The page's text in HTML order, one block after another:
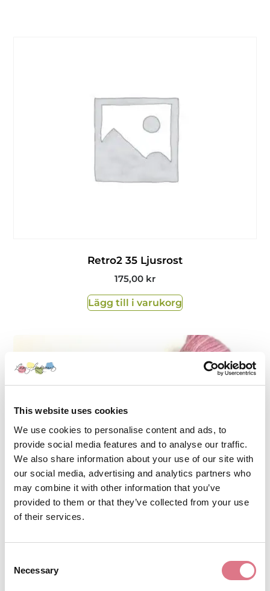
This website uses cookies
We use cookies to personalise content and ads, to
provide social media features and to analyse our traffic.
We also share information about your use of our site with
our social media, advertising and analytics partners who
may combine it with other information that you’ve
provided to them or that they’ve collected from your use
of their services.
Selection
Necessary
Retro2 35 Ljusrost
175,00 kr
Lägg till i varukorg